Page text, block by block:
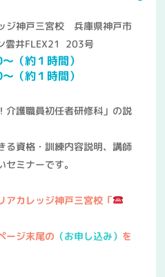
ジ神戸三宮校 兵庫県神戸市
井FLEX21 203号
（約１時間）
（約１時間）
介護職員初任者研修科」の説
る資格・訓練内容説明、講師
ミナーです。
アカレッジ神戸三宮校「
ージ末尾の （お申し込み） を